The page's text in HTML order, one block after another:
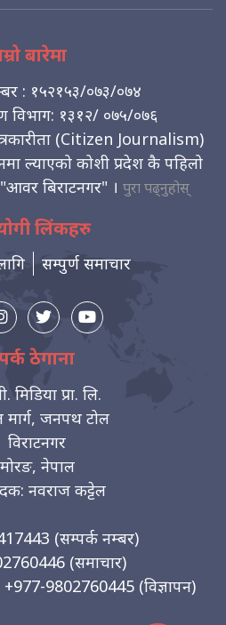
बारेमा
: १५२१५३/०७३/०७४
विभाग: १३१२/ ०७५/०७६
(Citizen Journalism)
ल्याएको कोशी प्रदेश कै पहिलो
बिराटनगर" । पुरा पढ्नुहोस्
लिंकहरु
सम्पुर्ण समाचार
ठेगाना
मिडिया प्रा. लि.
मार्ग, जनपथ टोल
विराटनगर
मोरङ, नेपाल
नवराज कट्टेल
(सम्पर्क नम्बर)
(समाचार)
9802760445 (विज्ञापन)